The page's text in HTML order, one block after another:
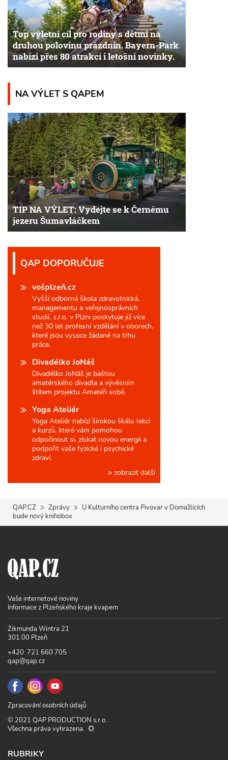
Top výletní cíl pro rodiny s dětmi na
druhou polovinu prázdnin. Bayern-Park
nabízí přes 80 atrakcí i letošní novinky.
NA VÝLET S QAPEM
TIP NA VÝLET: Vydejte se k Černému
jezeru Šumavláčkem
QAP DOPORUČUJE
vošplzeň.cz
Vyšší odborná škola zdravotnická,
managementu a veřejnosprávních
studií, s.r.o. v Plzni poskytuje již více
než 30 let profesní vzdělání v oborech,
které jsou vysoce žádané na trhu
práce.
Divadélko JoNáš
Divadélko JoNáš je baštou
amatérského divadla a vývěsním
štítem projektu Amatéři sobě.
Yoga Ateliér
Yoga Ateliér nabízí širokou škálu lekcí
a kurzů, které vám pomohou
odpočinout si, získat novou energii a
podpořit vaše fyzické i psychické
zdraví.
zobrazit další
QAP.CZ Zprávy
U Kulturního centra Pivovar v Domažlicích
bude nový knihobox
Vaše internetové noviny
Informace z Plzeňského kraje kvapem
Zikmunda Wintra 21
301 00 Plzeň
+420 721 660 705
qap@qap.cz
Zpracování osobních údajů
© 2021 QAP PRODUCTION s.r.o.
Všechna práva vyhrazena.
RUBRIKY